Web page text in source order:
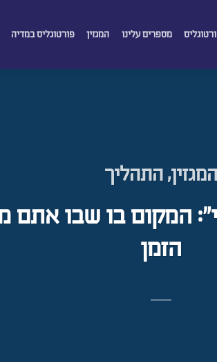
מספרים עלינו המגזין פורטוגליס במדיה
המגזין,התהליך
המקום בו שבו אתם
הזמן